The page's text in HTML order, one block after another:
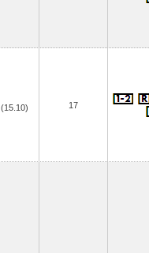
(15.10) 17